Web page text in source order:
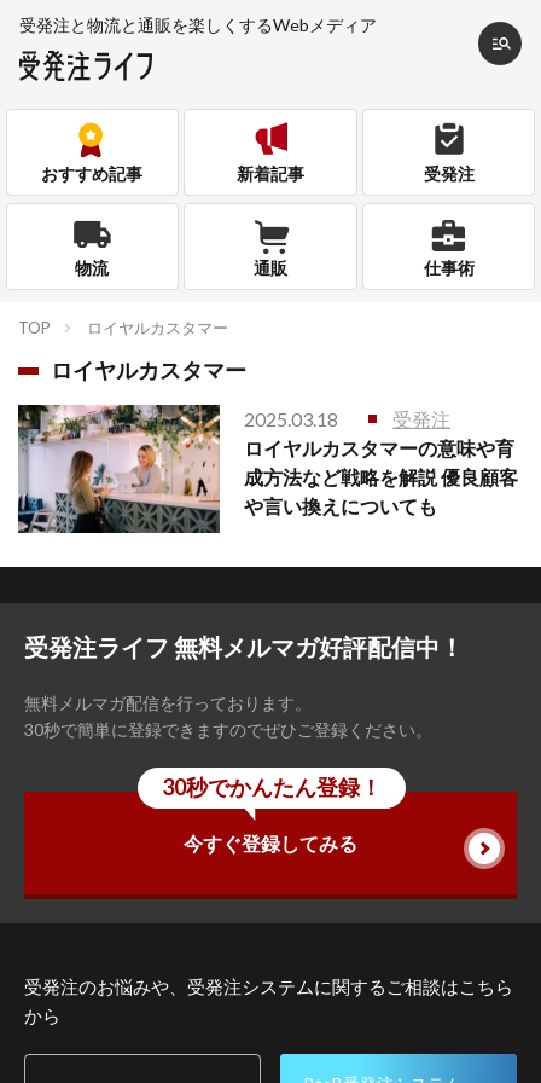
受発注と物流と通販を楽しくするWebメディア
おすすめ記事 新着記事 受発注
物流 通販 仕事術
TOP ロイヤルカスタマー
ロイヤルカスタマー
2025.03.18
受発注
ロイヤルカスタマーの意味や育
成方法など戦略を解説 優良顧客
や言い換えについても
受発注ライフ 無料メルマガ好評配信中！
無料メルマガ配信を行っております。
30秒で簡単に登録できますのでぜひご登録ください。
今すぐ登録してみる
30秒でかんたん登録！
受発注のお悩みや、受発注システムに関するご相談はこちら
から